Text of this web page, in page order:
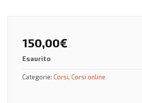
150,00€
Esaurito
Categorie: Corsi, Corsi online